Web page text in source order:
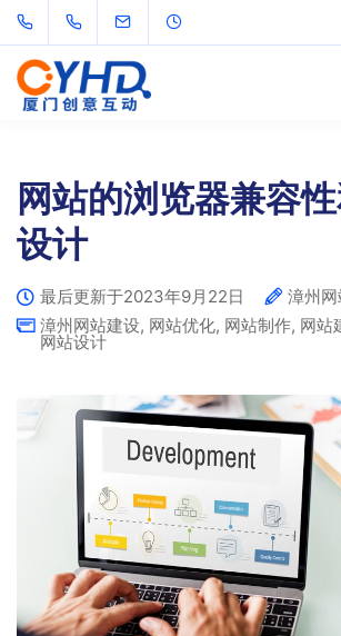
网站的浏览器兼容
设计
最后更新于2023年9月22日
漳州
漳州网站建设, 网站优化, 网站制作, 网站
网站设计